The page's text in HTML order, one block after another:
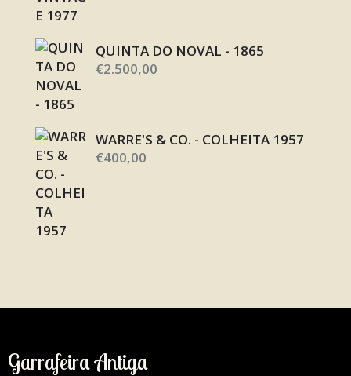
QUINTA DO NOVAL - 1865
€2.500,00
WARRE'S & CO. - COLHEITA 1957
€400,00
Garrafeira Antiga